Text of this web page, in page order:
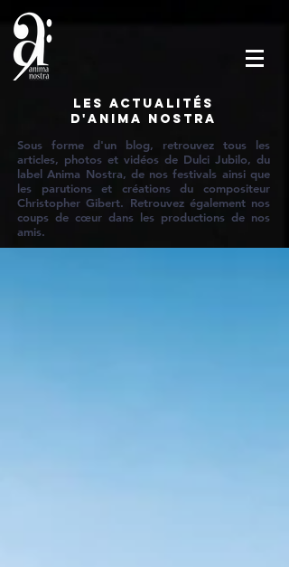
Les actualités
d'Anima Nostra
Sous forme d'un blog, retrouvez tous les
articles, photos et vidéos de Dulci Jubilo, du
label Anima Nostra, de nos festivals ainsi que
les parutions et créations du compositeur
Christopher Gibert. Retrouvez également nos
coups de cœur dans les productions de nos
amis.